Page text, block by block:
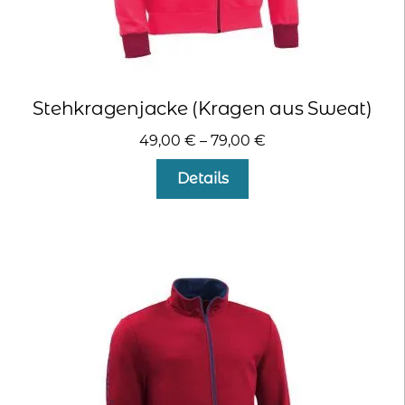
Stehkragenjacke (Kragen aus Sweat)
49,00 € – 79,00 €
Details
Optionen
können
auf
der